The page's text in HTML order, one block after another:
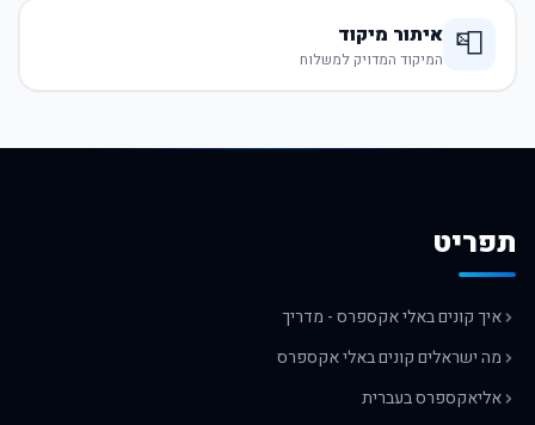
📮 איתור מיקוד
המיקוד המדויק למשלוח
תפריט
איך קונים באלי אקספרס - מדריך
מה ישראלים קונים באלי אקספרס
אליאקספרס בעברית